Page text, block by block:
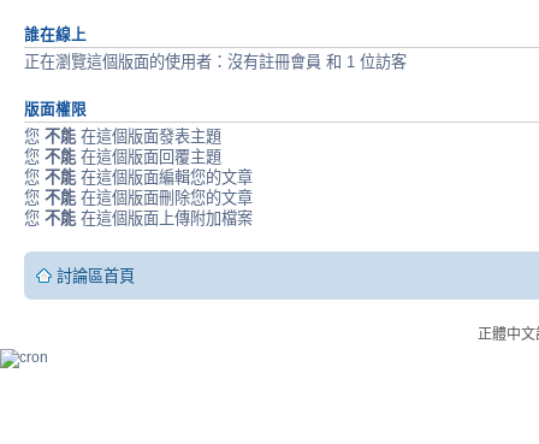
誰在線上
正在瀏覽這個版面的使用者：沒有註冊會員 和 1 位訪客
版面權限
您 不能 在這個版面發表主題
您 不能 在這個版面回覆主題
您 不能 在這個版面編輯您的文章
您 不能 在這個版面刪除您的文章
您 不能 在這個版面上傳附加檔案
討論區首頁
正體中